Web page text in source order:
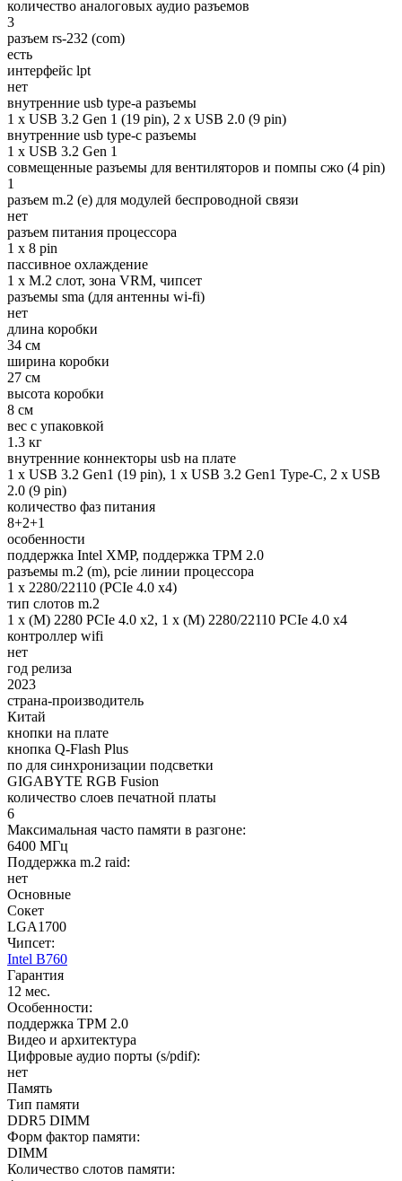
количество аналоговых аудио разъемов
3
разъем rs-232 (com)
есть
интерфейс lpt
нет
внутренние usb type-a разъемы
1 x USB 3.2 Gen 1 (19 pin), 2 x USB 2.0 (9 pin)
внутренние usb type-c разъемы
1 x USB 3.2 Gen 1
совмещенные разъемы для вентиляторов и помпы сжо (4 pin)
1
разъем m.2 (e) для модулей беспроводной связи
нет
разъем питания процессора
1 x 8 pin
пассивное охлаждение
1 x M.2 слот, зона VRM, чипсет
разъемы sma (для антенны wi-fi)
нет
длина коробки
34 см
ширина коробки
27 см
высота коробки
8 см
вес с упаковкой
1.3 кг
внутренние коннекторы usb на плате
1 x USB 3.2 Gen1 (19 pin), 1 х USB 3.2 Gen1 Type-C, 2 x USB
2.0 (9 pin)
количество фаз питания
8+2+1
особенности
поддержка Intel XMP, поддержка TPM 2.0
разъемы m.2 (m), pcie линии процессора
1 x 2280/22110 (PCIe 4.0 x4)
тип слотов m.2
1 х (M) 2280 PCIe 4.0 x2, 1 х (M) 2280/22110 PCIe 4.0 x4
контроллер wifi
нет
год релиза
2023
страна-производитель
Китай
кнопки на плате
кнопка Q-Flash Plus
по для синхронизации подсветки
GIGABYTE RGB Fusion
количество слоев печатной платы
6
Максимальная часто памяти в разгоне:
6400 МГц
Поддержка m.2 raid:
нет
Основные
Сокет
LGA1700
Чипсет:
Intel B760
Гарантия
12 мес.
Особенности:
поддержка TPM 2.0
Видео и архитектура
Цифровые аудио порты (s/pdif):
нет
Память
Тип памяти
DDR5 DIMM
Форм фактор памяти:
DIMM
Количество слотов памяти: